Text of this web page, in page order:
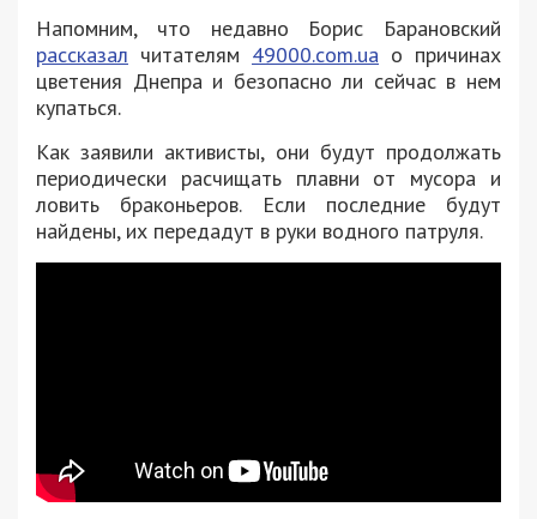
Напомним, что недавно Борис Барановский
рассказал читателям 49000.com.ua о причинах
цветения Днепра и безопасно ли сейчас в нем
купаться.
Как заявили активисты, они будут продолжать
периодически расчищать плавни от мусора и
ловить браконьеров. Если последние будут
найдены, их передадут в руки водного патруля.